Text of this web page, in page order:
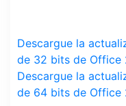
Descargue la
de 32 bits de Office
Descargue la
de 64 bits de Office